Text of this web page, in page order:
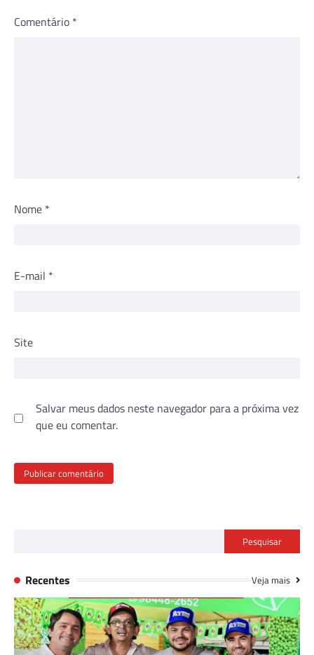
Comentário *
Nome *
E-mail *
Site
Salvar meus dados neste navegador para a próxima vez
que eu comentar.
Pesquisar
Recentes Veja mais